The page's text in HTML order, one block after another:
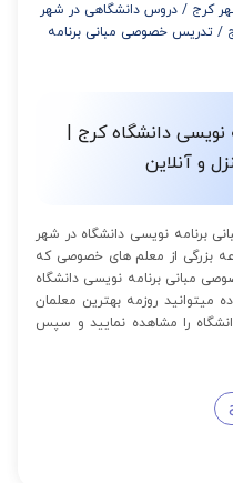
کرج / دروس دانشگاهی در شهر
/ تدریس خصوصی مبانی برنامه
دانشگاه کرج |
و آنلاین
برنامه نویسی دانشگاه در شهر
بزرگی از معلم های خصوصی که
مبانی برنامه نویسی دانشگاه
میتوانید روزمه بهترین معلمان
را مشاهده نمایید و سپس